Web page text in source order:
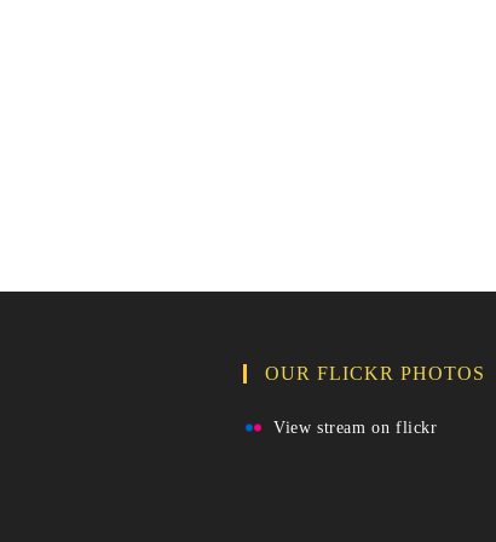
OUR FLICKR PHOTOS
View stream on flickr